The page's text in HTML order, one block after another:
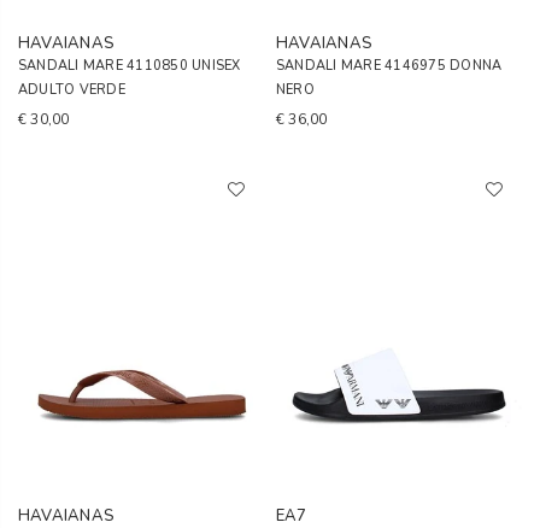
HAVAIANAS
SANDALI MARE 4110850 UNISEX
ADULTO VERDE
€ 30,00
HAVAIANAS
SANDALI MARE 4146975 DONNA
NERO
€ 36,00
HAVAIANAS EA7